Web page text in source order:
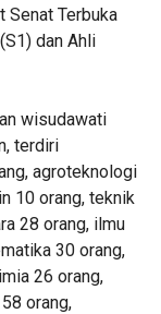
Senat Terbuka
dan Ahli
wisudawati
terdiri
agroteknologi
10 orang, teknik
28 orang, ilmu
30 orang,
26 orang,
orang,